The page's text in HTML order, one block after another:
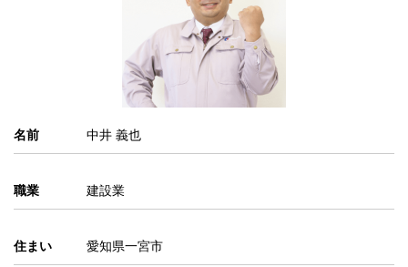
名前 中井 義也
職業 建設業
住まい 愛知県一宮市